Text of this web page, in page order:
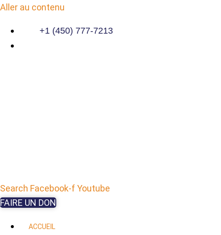
Aller au contenu
+1 (450) 777-7213
Search Facebook-fYoutube
FAIRE UN DON
ACCUEIL